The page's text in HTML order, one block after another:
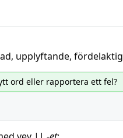
, upplyftande, fördelaktig
ord eller rapportera ett fel?